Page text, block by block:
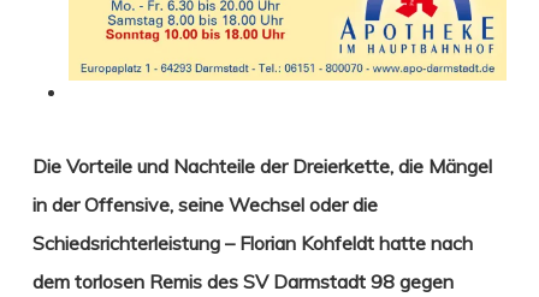
Die Vorteile und Nachteile der Dreierkette, die Mängel
in der Offensive, seine Wechsel oder die
Schiedsrichterleistung – Florian Kohfeldt hatte nach
dem torlosen Remis des SV Darmstadt 98 gegen